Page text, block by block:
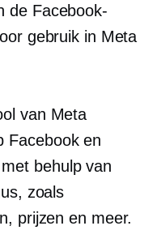
de Facebook-
gebruik in Meta
van Meta
Facebook en
behulp van
zoals
prijzen en meer.